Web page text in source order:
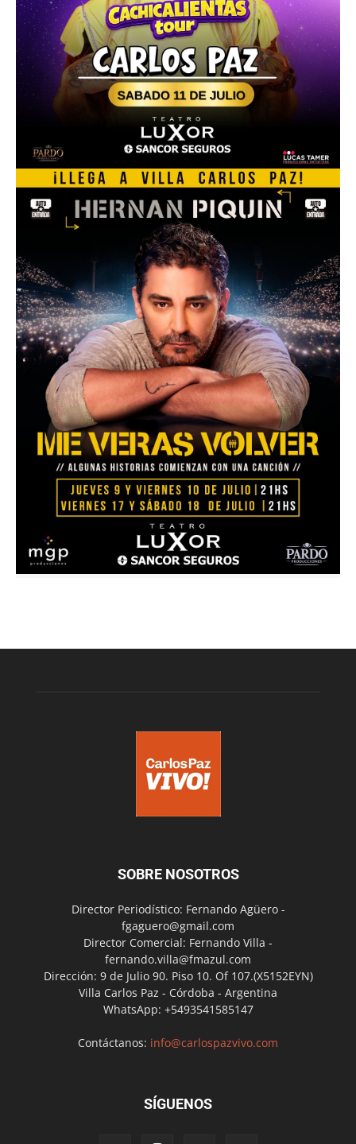
SOBRE NOSOTROS
Director Periodístico: Fernando Agüero -
fgaguero@gmail.com
Director Comercial: Fernando Villa -
fernando.villa@fmazul.com
Dirección: 9 de Julio 90. Piso 10. Of 107.(X5152EYN)
Villa Carlos Paz - Córdoba - Argentina
WhatsApp: +5493541585147
Contáctanos: info@carlospazvivo.com
SÍGUENOS